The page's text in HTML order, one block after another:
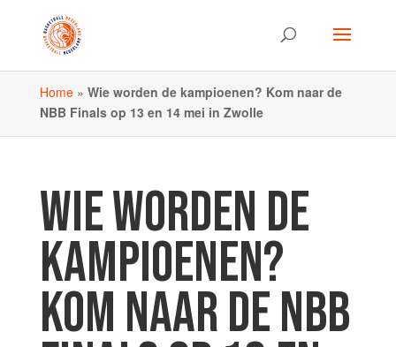
Home» Wie worden de kampioenen? Kom naar de
NBB Finals op 13 en 14 mei in Zwolle
WIE WORDEN DE
KAMPIOENEN?
KOM NAAR DE NBB